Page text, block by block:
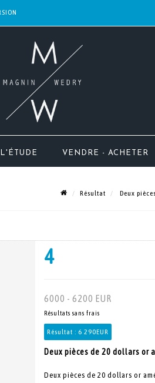
L'ÉTUDE VENDRE - ACHETER
Résultat Deux
4
6000 - 6200 EUR
Résultats sans frais
Résultat : 6 290EUR
Deux pièces de 20 dollars or
Deux pièces de 20 dollars or